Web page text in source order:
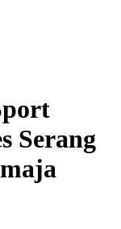
Serang